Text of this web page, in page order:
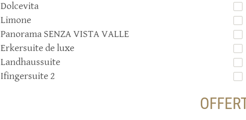
Dolcevita
Limone
Panorama SENZA VISTA VALLE
Erkersuite de luxe
Landhaussuite
Ifingersuite 2